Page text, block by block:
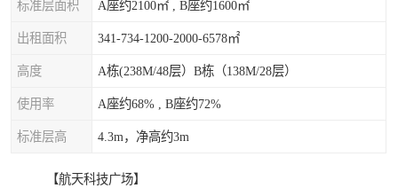
标准层面积 A座约2100㎡ , B座约1600㎡
出租面积 341-734-1200-2000-6578㎡
高度 A栋(238M/48层）B栋（138M/28层）
使用率 A座约68% , B座约72%
标准层高 4.3m，净高约3m
【航天科技广场】